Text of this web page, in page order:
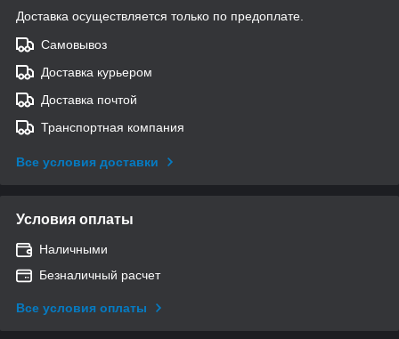
Доставка осуществляется только по предоплате.
Самовывоз
Доставка курьером
Доставка почтой
Транспортная компания
Все условия доставки
Условия оплаты
Наличными
Безналичный расчет
Все условия оплаты